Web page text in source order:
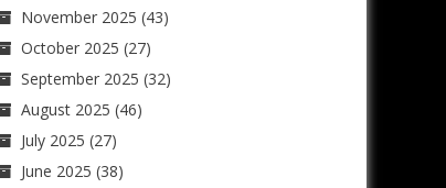
November 2025 (43)
October 2025 (27)
September 2025 (32)
August 2025 (46)
July 2025 (27)
June 2025 (38)